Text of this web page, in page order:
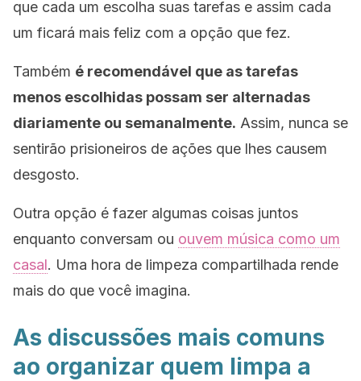
que cada um escolha suas tarefas e assim cada
um ficará mais feliz com a opção que fez.
Também é recomendável que as tarefas
menos escolhidas possam ser alternadas
diariamente ou semanalmente. Assim, nunca se
sentirão prisioneiros de ações que lhes causem
desgosto.
Outra opção é fazer algumas coisas juntos
enquanto conversam ou ouvem música como um
casal. Uma hora de limpeza compartilhada rende
mais do que você imagina.
As discussões mais comuns
ao organizar quem limpa a